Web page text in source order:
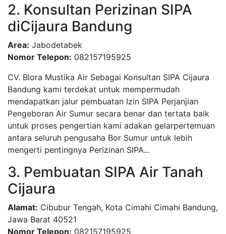
2. Konsultan Perizinan SIPA
diCijaura Bandung
Area: Jabodetabek
Nomor Telepon: 082157195925
CV. Blora Mustika Air Sebagai Konsultan SIPA Cijaura
Bandung kami terdekat untuk mempermudah
mendapatkan jalur pembuatan Izin SIPA Perjanjian
Pengeboran Air Sumur secara benar dan tertata baik
untuk proses pengertian kami adakan gelarpertemuan
antara seluruh pengusaha Bor Sumur untuk lebih
mengerti pentingnya Perizinan SIPA...
3. Pembuatan SIPA Air Tanah
Cijaura
Alamat: Cibubur Tengah, Kota Cimahi Cimahi Bandung,
Jawa Barat 40521
Nomor Telepon: 082157195925